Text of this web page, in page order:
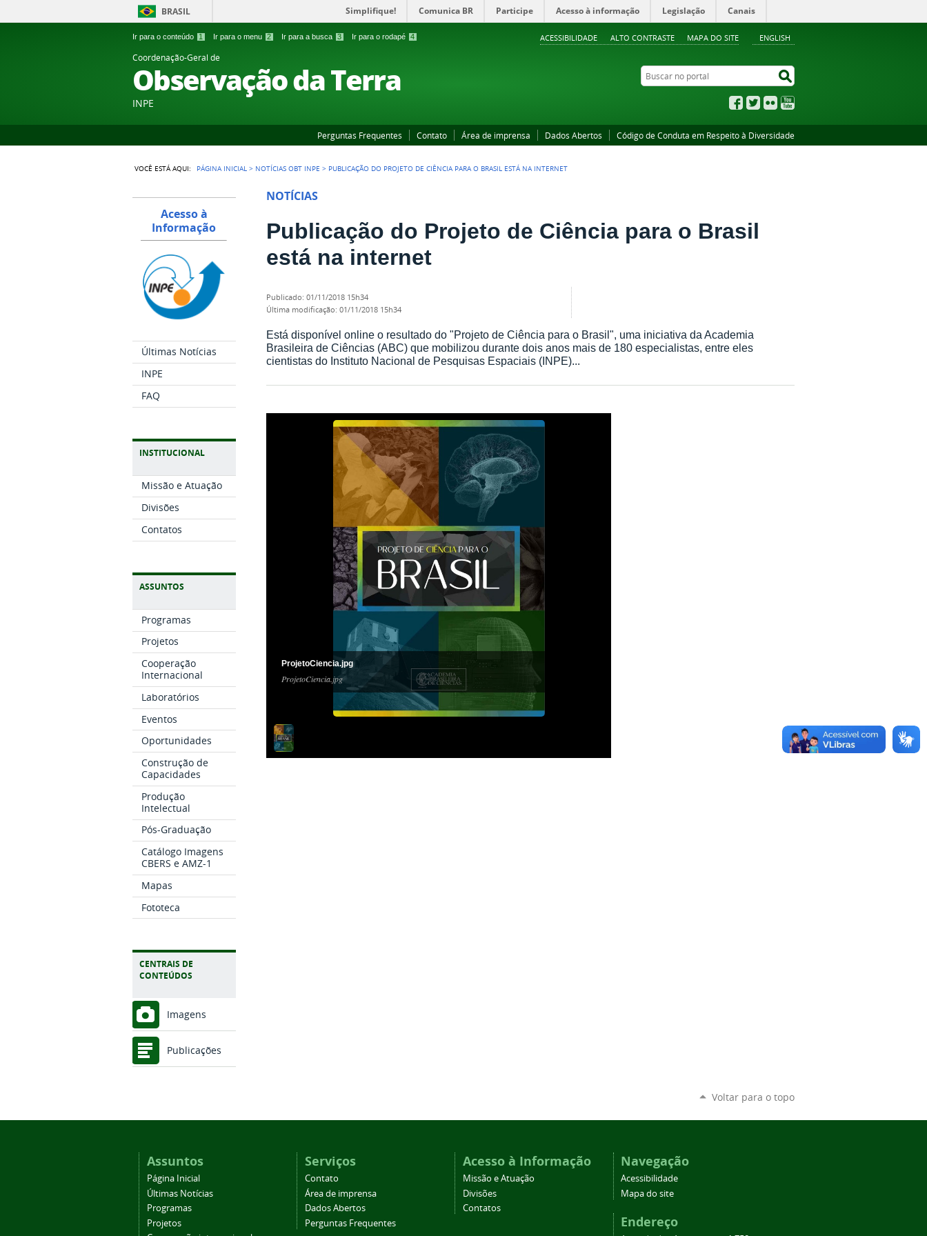
Ir para o conteúdo 1 Ir para o menu 2 Ir para a busca 3 Ir para o rodapé 4 ENGLISH
ACESSIBILIDADE ALTO CONTRASTE MAPA DO SITE
BRASIL Simplifique! Comunica BR Participe Acesso à informação Legislação Canais
Coordenação-Geral de
Observação da Terra
INPE
Buscar no portal
Facebook
TwitterFlickr
Perguntas Frequentes Contato Área de imprensa Dados Abertos Código de Conduta em Respeito à Diversidade
VOCÊ ESTÁ AQUI: PÁGINA INICIAL > NOTÍCIAS OBT INPE > PUBLICAÇÃO DO PROJETO DE CIÊNCIA PARA O BRASIL ESTÁ NA INTERNET
Acesso à
Informação
Últimas Notícias
INPE
FAQ
INSTITUCIONAL
Missão e Atuação
Divisões
Contatos
ASSUNTOS
Programas
Projetos
Cooperação
Internacional
Laboratórios
Eventos
Oportunidades
Construção de
Capacidades
Produção
Intelectual
Pós-Graduação
Catálogo Imagens
CBERS e AMZ-1
Mapas
Fototeca
CENTRAIS DE
CONTEÚDOS
Imagens
Publicações
NOTÍCIAS
Publicação do Projeto de Ciência para o Brasil
está na internet
publicado:01/11/2018 15h34
última modificação:01/11/2018 15h34
Está disponível online o resultado do "Projeto de Ciência para o Brasil", uma iniciativa da Academia
Brasileira de Ciências (ABC) que mobilizou durante dois anos mais de 180 especialistas, entre eles
cientistas do Instituto Nacional de Pesquisas Espaciais (INPE)...
ProjetoCiencia.jpg
ProjetoCiencia.jpg
Voltar para o topo
Assuntos
Página Inicial
Últimas Notícias
Programas
Projetos
Serviços
Contato
Área de imprensa
Dados Abertos
Perguntas Frequentes
Acesso à Informação
Missão e Atuação
Divisões
Contatos
Navegação
Acessibilidade
Mapa do site
Endereço